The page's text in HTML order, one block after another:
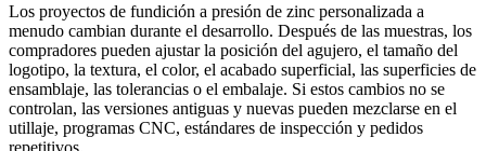
Los proyectos de fundición a presión de zinc personalizada a
menudo cambian durante el desarrollo. Después de las muestras, los
compradores pueden ajustar la posición del agujero, el tamaño del
logotipo, la textura, el color, el acabado superficial, las superficies de
ensamblaje, las tolerancias o el embalaje. Si estos cambios no se
controlan, las versiones antiguas y nuevas pueden mezclarse en el
utillaje, programas CNC, estándares de inspección y pedidos
repetitivos.